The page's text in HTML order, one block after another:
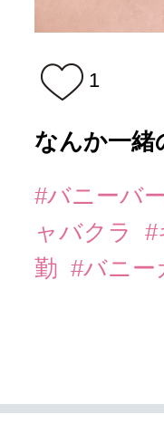
1
なんか一緒
#バニーバ
ャバクラ
#
勤 #バニー